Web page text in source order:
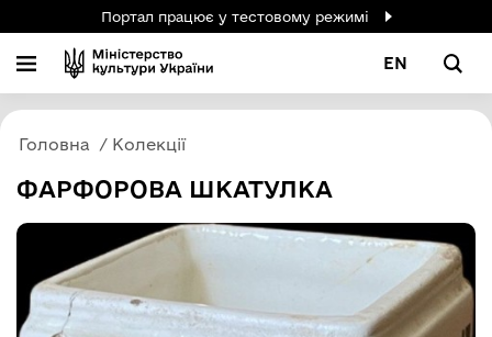
Портал працює у тестовому режимі
EN
Головна Колекції
ФАРФОРОВА ШКАТУЛКА